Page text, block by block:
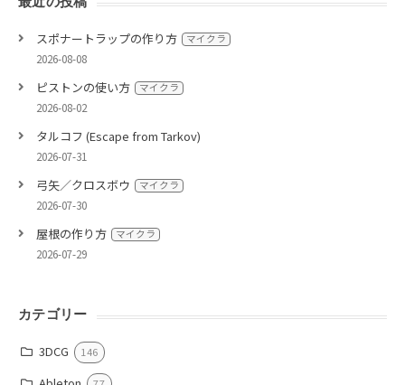
スポナートラップの作り方 マイクラ
2026-08-08
ピストンの使い方 マイクラ
2026-08-02
タルコフ (Escape from Tarkov)
2026-07-31
弓矢／クロスボウ マイクラ
2026-07-30
屋根の作り方 マイクラ
2026-07-29
カテゴリー
3DCG 146